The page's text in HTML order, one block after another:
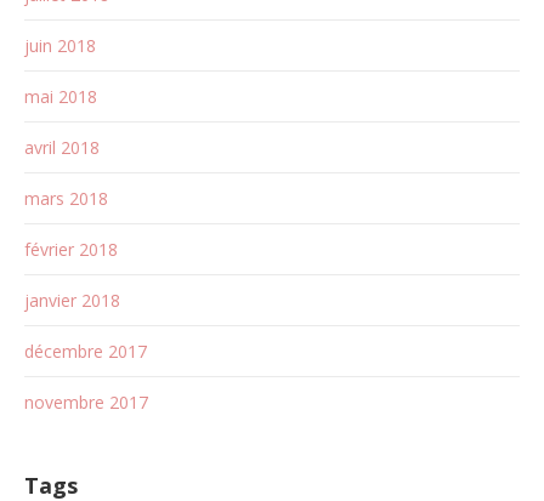
juin 2018
mai 2018
avril 2018
mars 2018
février 2018
janvier 2018
décembre 2017
novembre 2017
Tags